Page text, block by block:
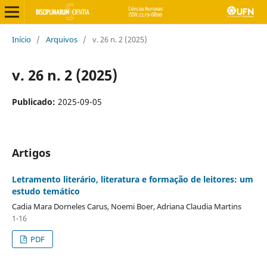
Início / Arquivos / v. 26 n. 2 (2025)
v. 26 n. 2 (2025)
Publicado: 2025-09-05
Artigos
Letramento literário, literatura e formação de leitores: um
estudo temático
Cadia Mara Dorneles Carus, Noemi Boer, Adriana Claudia Martins
1-16
PDF